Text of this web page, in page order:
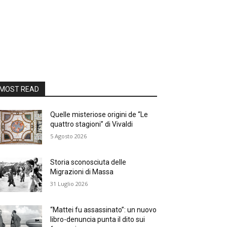
READ
Quelle misteriose origini de “Le
quattro stagioni” di Vivaldi
5 Agosto 2026
Storia sconosciuta delle
Migrazioni di Massa
31 Luglio 2026
“Mattei fu assassinato”: un nuovo
libro-denuncia punta il dito sui